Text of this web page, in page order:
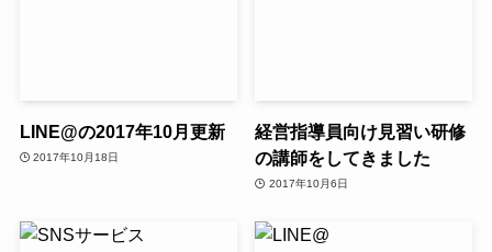
LINE@の2017年10月更新
2017年10月18日
経営指導員向け見習い研修
の講師をしてきました
2017年10月6日